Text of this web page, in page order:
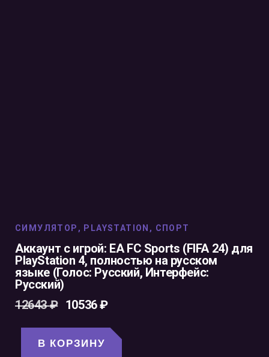
CИМУЛЯТОР , PLAYSTATION , СПОРТ
Аккаунт с игрой: EA FC Sports (FIFA 24) для
PlayStation 4, полностью на русском
языке (Голос: Русский, Интерфейс:
Русский)
12643₽ 10536₽
В КОРЗИНУ